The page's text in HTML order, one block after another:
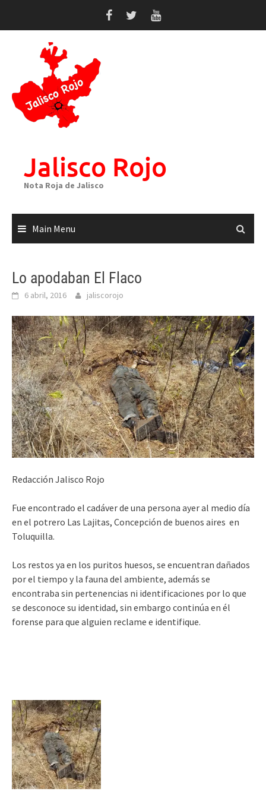
Jalisco Rojo
Nota Roja de Jalisco
Main Menu
Lo apodaban El Flaco
6 abril, 2016 jaliscorojo
Redacción Jalisco Rojo
Fue encontrado el cadáver de una persona ayer al medio día
en el potrero Las Lajitas, Concepción de buenos aires en
Toluquilla.
Los restos ya en los puritos huesos, se encuentran dañados
por el tiempo y la fauna del ambiente, además se
encontraba sin pertenencias ni identificaciones por lo que
se desconoce su identidad, sin embargo continúa en él
forense para que alguien reclame e identifique.